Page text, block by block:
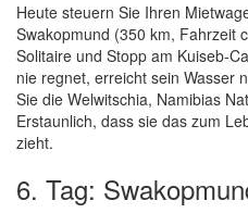
Heute steuern Sie Ihren
Swakopmund (350 km, Fahrzeit
Solitaire und Stopp am Kuiseb-
nie regnet, erreicht sein Wasser
Sie die Welwitschia, Namibias
Erstaunlich, dass sie das zum
zieht.
6. Tag: